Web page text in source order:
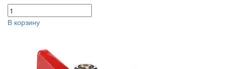
В корзину